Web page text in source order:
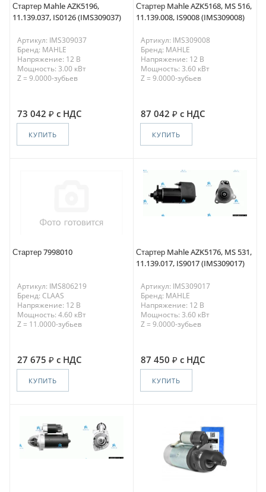
Стартер Mahle AZK5196,
11.139.037, IS0126 (IMS309037)
Артикул: IMS309037
Бренд: MAHLE
Напряжение: 12 В
Мощность: 3.00 кВт
Z = 9.0000-зубьев
73 042 с НДС
КУПИТЬ
Стартер Mahle AZK5168, MS 516,
11.139.008, IS9008 (IMS309008)
Артикул: IMS309008
Бренд: MAHLE
Напряжение: 12 В
Мощность: 3.60 кВт
Z = 9.0000-зубьев
87 042 с НДС
КУПИТЬ
Стартер 7998010
Артикул: IMS806219
Бренд: CLAAS
Напряжение: 12 В
Мощность: 4.60 кВт
Z = 11.0000-зубьев
27 675 с НДС
КУПИТЬ
Стартер Mahle AZK5176, MS 531,
11.139.017, IS9017 (IMS309017)
Артикул: IMS309017
Бренд: MAHLE
Напряжение: 12 В
Мощность: 3.60 кВт
Z = 9.0000-зубьев
87 450 с НДС
КУПИТЬ